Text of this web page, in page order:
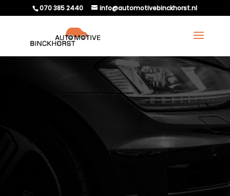
070 385 2440 info@automotivebinckhorst.nl
WAT BETEKENT
WIELVLUCHT EN
BELANGRIJK?